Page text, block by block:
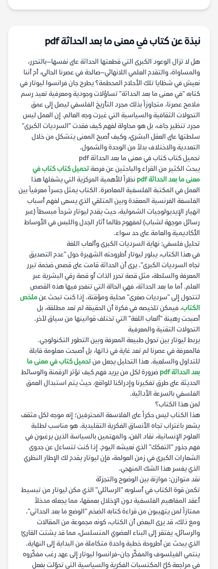
نبذة عن كتاب في معنى ما بعد الحداثة pdf
هل لا تزال الوعود الكبرى التي قطعتها الحداثة على نفسها—بالتحرر،
والمساواة، والتقدم العلمي اللانهائي—صالحة في عصرنا الحالي، أم أننا
نعيش في شظايا تلك الأحلام المحطمة؟ يطرح جان فرانسوا ليوتار في
كتابه "في معنى ما بعد الحداثة" تساؤلات وجودية ومعرفية تعيد رسم
ملامح عصرنا، متجاوزاً بذلك مجرد التأريخ الفلسفي ليصل إلى عمق
التحولات الثقافية والسياسية التي غيرت وجه العالم. إن العمل ليس
مجرد تنظير جاف، بل هو محاولة لفهم كيف فقدت "السرديات الكبرى"
سلطتها على العقل البشري، وكيف أصبح المعنى يتشكل من خلال
التعددية والاختلاف بدلاً من الوحدة والشمول.
تحميل كتاب كتاب في معنى ما بعد الحداثة pdf
يبحث الكثير من القراء والباحثين عن فرصةتحميل كتاب كتاب في
معنى ما بعد الحداثة pdf
نظراً للأهمية المركزية التي يشغلها هذا
العمل في المكتبة الفلسفية المعاصرة. الكتاب يمثل جسراً معرفياً بين
الفلسفة الفرنسية المعقدة وبين المتلقي الذي يسعى لفهم أسباب
انهيار الإيديولوجيات الشمولية، حيث يقدم ليوتار شرحاً مبسطاً (عبر
رسائل موجهة لشباب) لمفهوم طالما أثار الجدل واللبس في الأوساط
الأكاديمية والعامة على حد سواء.
تحليل فلسفي: نهاية السرديات الكبرى وألعاب اللغة
في هذا الكتاب، يبلور ليوتار أطروحته الشهيرة حول "عدم التصديق
تجاه السرديات الكبرى". يرى أن الحداثة قامت على قصص ضخمة تبرر
المعرفة والسلطة، مثل قصة تحرر الذات أو قصة رقي البشرية عبر
العلم. أما ما بعد الحداثة، فهي الحالة التي تنفجر فيها هذه القصص
لتتحول إلى "سرديات صغرى" محلية ومؤقتة. إذا كنت تبحث عنملخص
الكتاب، فيمكن تلخيصه في فكرة أن الحقيقة لم تعد مطلقة، بل
أصبحت رهينة "ألعاب اللغة" التي تختلف قوانينها من سياق لآخر.
التحولات التقنية والمعرفية
يربط ليوتار بين تحول طبيعة المعرفة وبين التطور التكنولوجي.
فالمعرفة في عصرنا لم تعد غاية في ذاتها، بل أصبحت معلومة قابلة
للتداول والسلعية. هذا التحليل يجعل منتحميل كتاب في معنى ما
بعد الحداثة pdf
ضرورة لكل من يريد فهم كيف تؤثر الرقمنة والوسائط
الحديثة على طرق تفكيرنا وإدراكنا للواقع، حيث يتم استبدال العمق
الفلسفي بالسرعة الأدائية.
لمن هذا الكتاب؟
هذا الكتاب ليس حكراً على الفلاسفة المحترفين؛ إنه موجه لكل مثقف
يشعر باغتراب تجاه الأنساق الفكرية التقليدية. هو مناسب لطلبة
العلوم الإنسانية، نقاد الفن، والمهتمين بالسياسة الذين يرغبون في
فهم جذور "التفكك" الذي نعيشه اليوم. إذا كنت تتساءل عن جدوى
الشعارات الكبرى في زمن العولمة، فإن ليوتار يقدم لك الإطار النظري
الذي يفسر هذا الشك المنهجي.
نقد متوازن: موازنة بين الوضوح والتجزئة
تكمن قوة الكتاب في أسلوبه "الرسائلي" الذي مكن ليوتار من تبسيط
أعقد المفاهيم الفلسفية دون الإخلال بعمقها، مما يجعله مدخلاً
ممتازاً لمن يتهيبون من قراءة كتابه الضخم "الوضع ما بعد الحداثي".
ومع ذلك، قد يرى البعض أن الكتاب، كونه مجموعة من المقالات
والرسائل، يفتقر إلى البناء العضوي المتسلسل، مما قد يشتت القارئ
الذي يبحث عن أطروحة خطية واحدة متكاملة من البداية إلى النهاية.
ينتمي الفيلسوف والمفكّر جان-فرانسوا ليوتار إلى عهد رغب مفكّروه
في مراجعة كلّ المكتسبات الفكرية والسياسية التي تحوّلت بفعل